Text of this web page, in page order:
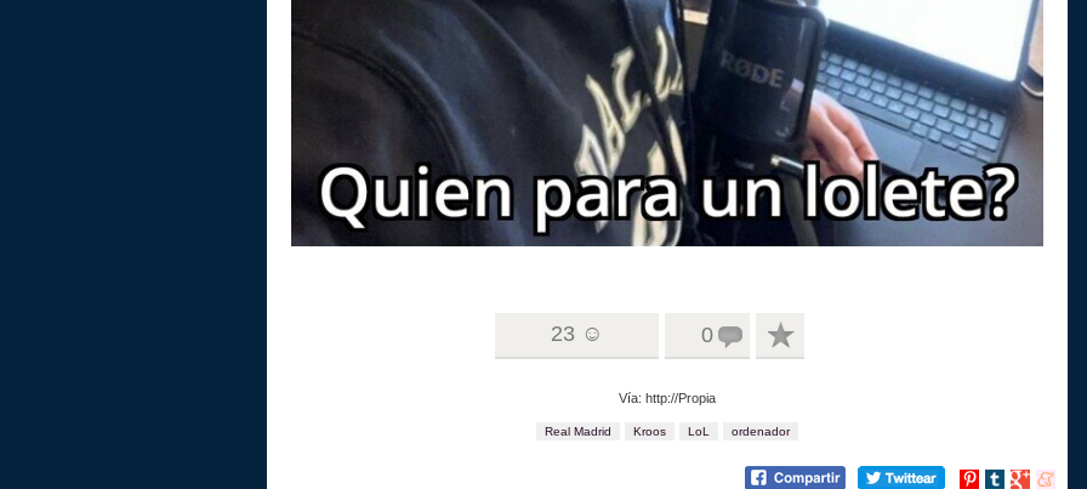
23 ☺ 0
Vía: http://Propia
Real Madrid Kroos LoL ordenador
Compartir
Compartir
Compartir